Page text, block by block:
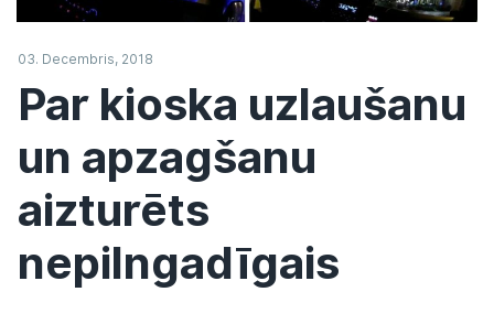
03. Decembris, 2018
Par kioska uzlaušanu
un apzagšanu
aizturēts
nepilngadīgais